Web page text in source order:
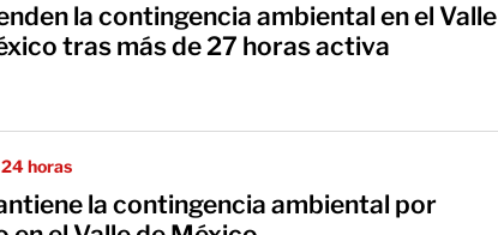
la contingencia ambiental en el Valle
tras más de 27 horas activa
horas
la contingencia ambiental por